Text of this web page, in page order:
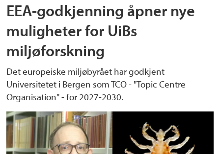
EEA-godkjenning åpner nye
muligheter for UiBs
miljøforskning
Det europeiske miljøbyrået har godkjent
Universitetet i Bergen som TCO - "Topic Centre
Organisation" - for 2027-2030.